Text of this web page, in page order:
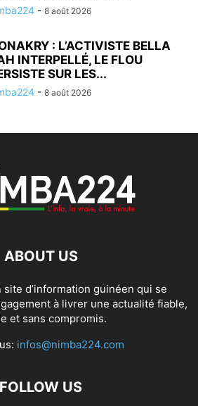
- 8 août 2026
: L’ACTIVISTE BELLA
INTERPELLÉ, LE FLOU
SUR LES...
- 8 août 2026
ABOUT US
site d’information guinéen qui se
à livrer une actualité fiable,
et sans compromis.
infos@nimba224.com
FOLLOW US